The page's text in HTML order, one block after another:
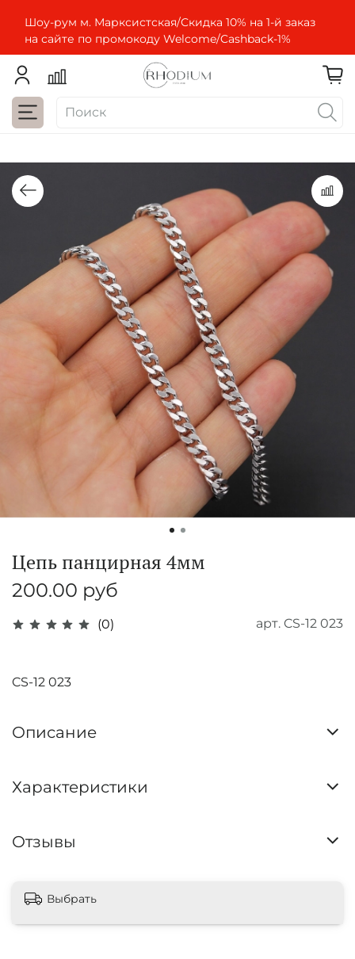
Шоу-рум м. Марксистская/Скидка 10% на 1-й заказ
на сайте по промокоду Welcome/Cashbaсk-1%
(0) арт. CS-12 023
Цепь панцирная 4мм
200.00 руб
CS-12 023
Описание
Характеристики
Отзывы
Выбрать